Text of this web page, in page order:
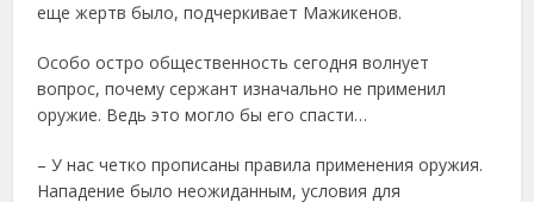
еще жертв было, подчеркивает Мажикенов.
Особо остро общественность сегодня волнует
вопрос, почему сержант изначально не применил
оружие. Ведь это могло бы его спасти…
– У нас четко прописаны правила применения оружия.
Нападение было неожиданным, условия для